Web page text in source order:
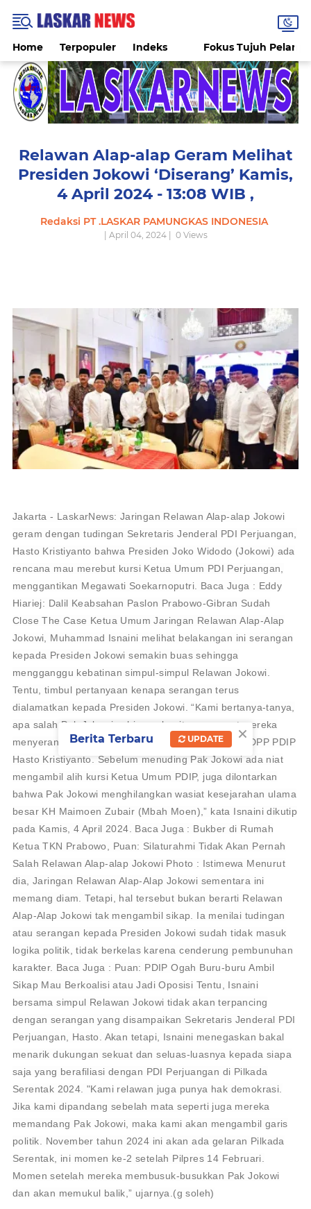
Home Terpopuler Indeks Fokus Tujuh
Relawan Alap-alap Geram Melihat
Presiden Jokowi ‘Diserang’ Kamis,
4 April 2024 - 13:08 WIB ,
Redaksi PT .LASKAR PAMUNGKAS INDONESIA
| April 04, 2024 | 0Views
Jakarta - LaskarNews: Jaringan Relawan Alap-alap Jokowi
geram dengan tudingan Sekretaris Jenderal PDI Perjuangan,
Hasto Kristiyanto bahwa Presiden Joko Widodo (Jokowi) ada
rencana mau merebut kursi Ketua Umum PDI Perjuangan,
menggantikan Megawati Soekarnoputri. Baca Juga : Eddy
Hiariej: Dalil Keabsahan Paslon Prabowo-Gibran Sudah
Close The Case Ketua Umum Jaringan Relawan Alap-Alap
Jokowi, Muhammad Isnaini melihat belakangan ini serangan
kepada Presiden Jokowi semakin buas sehingga
mengganggu kebatinan simpul-simpul Relawan Jokowi.
Tentu, timbul pertanyaan kenapa serangan terus
dialamatkan kepada Presiden Jokowi. “Kami bertanya-tanya,
apa salah Pak Jokowi sehingga begitu semangat mereka
menyerang, terutama yang dipertontonkan Sekjen DPP PDIP
Hasto Kristiyanto. Sebelum menuding Pak Jokowi ada niat
mengambil alih kursi Ketua Umum PDIP, juga dilontarkan
bahwa Pak Jokowi menghilangkan wasiat kesejarahan ulama
besar KH Maimoen Zubair (Mbah Moen),” kata Isnaini dikutip
pada Kamis, 4 April 2024. Baca Juga : Bukber di Rumah
Ketua TKN Prabowo, Puan: Silaturahmi Tidak Akan Pernah
Salah Relawan Alap-alap Jokowi Photo : Istimewa Menurut
dia, Jaringan Relawan Alap-Alap Jokowi sementara ini
memang diam. Tetapi, hal tersebut bukan berarti Relawan
Alap-Alap Jokowi tak mengambil sikap. Ia menilai tudingan
atau serangan kepada Presiden Jokowi sudah tidak masuk
logika politik, tidak berkelas karena cenderung pembunuhan
karakter. Baca Juga : Puan: PDIP Ogah Buru-buru Ambil
Sikap Mau Berkoalisi atau Jadi Oposisi Tentu, Isnaini
bersama simpul Relawan Jokowi tidak akan terpancing
dengan serangan yang disampaikan Sekretaris Jenderal PDI
Perjuangan, Hasto. Akan tetapi, Isnaini menegaskan bakal
menarik dukungan sekuat dan seluas-luasnya kepada siapa
saja yang berafiliasi dengan PDI Perjuangan di Pilkada
Serentak 2024. "Kami relawan juga punya hak demokrasi.
Jika kami dipandang sebelah mata seperti juga mereka
memandang Pak Jokowi, maka kami akan mengambil garis
politik. November tahun 2024 ini akan ada gelaran Pilkada
Serentak, ini momen ke-2 setelah Pilpres 14 Februari.
Momen setelah mereka membusuk-busukkan Pak Jokowi
dan akan memukul balik,” ujarnya.(g soleh)
×
Berita Terbaru UPDATE